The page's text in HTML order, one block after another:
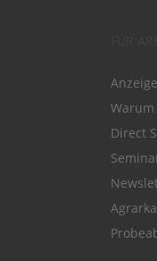
Direct